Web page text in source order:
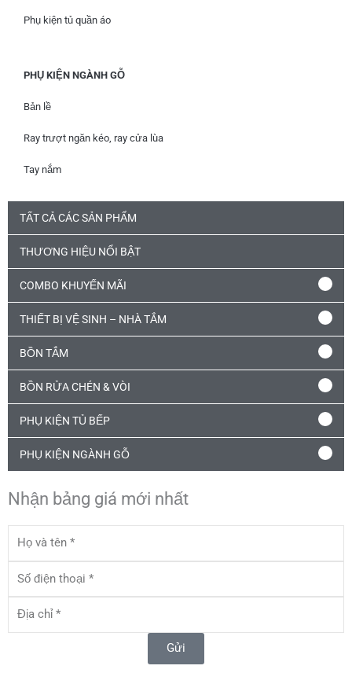
Phụ kiện tủ quần áo
PHỤ KIỆN NGÀNH GỖ
Bản lề
Ray trượt ngăn kéo, ray cửa lùa
Tay nắm
TẤT CẢ CÁC SẢN PHẨM
THƯƠNG HIỆU NỔI BẬT
COMBO KHUYẾN MÃI
THIẾT BỊ VỆ SINH – NHÀ TẮM
BỒN TẮM
BỒN RỬA CHÉN & VÒI
PHỤ KIỆN TỦ BẾP
PHỤ KIỆN NGÀNH GỖ
Nhận bảng giá mới nhất
và
điện
chỉ
Gửi